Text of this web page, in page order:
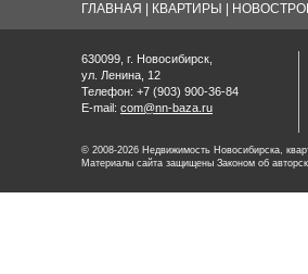
ГЛАВНАЯ КВАРТИРЫ
630099, г. Новосибирск,
ул. Ленина, 12
Телефон: +7 (903) 900-36-84
E-mail: com@nn-baza.ru
© 2008-2026 Недвижимость Новосибирска,
Материалы сайта защищены Законом об